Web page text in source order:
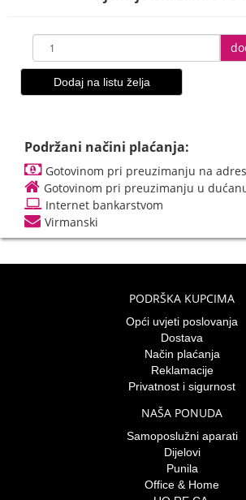
Dodaj na listu želja
Podržani načini plaćanja:
Gotovinom pri preuzimanju na
Gotovinom pri preuzimanju u
Internet bankarstvom
Virmanski
PODRŠKA KUPCIMA
Opći uvjeti poslovanja
Dostava
Način plaćanja
Reklamacije
Privatnost i sigurnost
NAŠA PONUDA
Samoposlužni aparati
Dijelovi
Punila
Office & Home